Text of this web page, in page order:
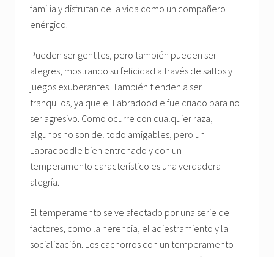
familia y disfrutan de la vida como un compañero
enérgico.
Pueden ser gentiles, pero también pueden ser
alegres, mostrando su felicidad a través de saltos y
juegos exuberantes. También tienden a ser
tranquilos, ya que el Labradoodle fue criado para no
ser agresivo. Como ocurre con cualquier raza,
algunos no son del todo amigables, pero un
Labradoodle bien entrenado y con un
temperamento característico es una verdadera
alegría.
El temperamento se ve afectado por una serie de
factores, como la herencia, el adiestramiento y la
socialización. Los cachorros con un temperamento